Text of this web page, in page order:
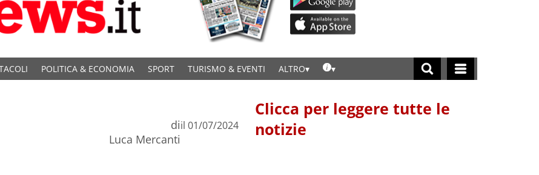
POLITICA & ECONOMIA SPORT TURISMO & EVENTI ALTRO
di
Luca Mercanti
il 01/07/2024
Clicca per leggere tutte le
notizie